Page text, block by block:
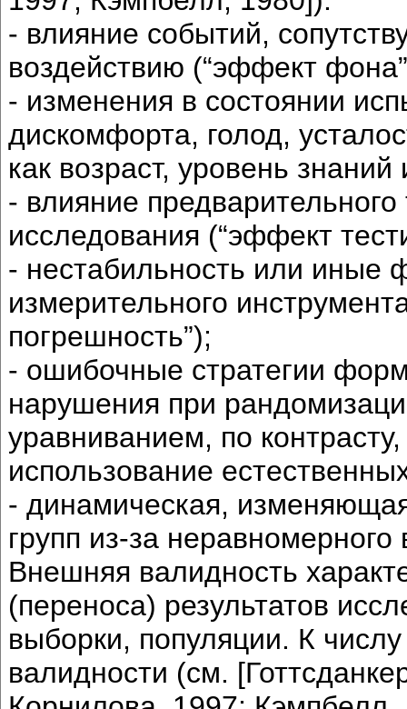
- влияние событий,
воздействию (“эффект
- изменения в состоянии
дискомфорта, голод,
как возраст, уровень
- влияние
исследования (“эффект
- нестабильность или иные
измерительного
погрешность”);
- ошибочные стратегии
нарушения при
уравниванием, по
использование
- динамическая,
групп из-за
Внешняя валидность
(переноса) результатов
выборки, популяции. К
валидности (см.